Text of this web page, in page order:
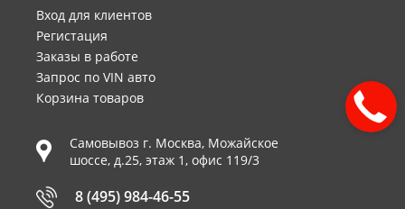
Вход для клиентов
Регистация
Заказы в работе
Запрос по VIN авто
Корзина товаров
Самовывоз г. Москва, Можайское
шоссе, д.25, этаж 1, офис 119/3
8 (495) 984-46-55